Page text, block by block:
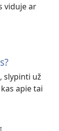
viduje ar
slypinti už
apie tai